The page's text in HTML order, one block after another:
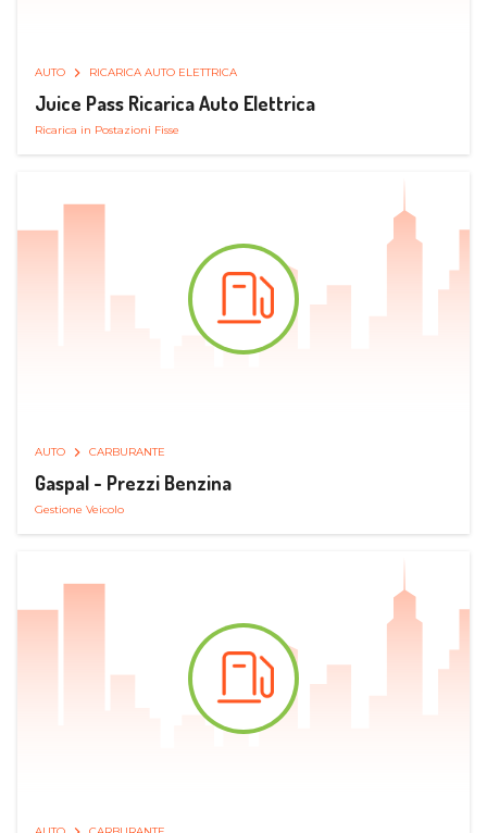
AUTO RICARICA AUTO ELETTRICA
Juice Pass Ricarica Auto Elettrica
Ricarica in Postazioni Fisse
AUTO CARBURANTE
Gaspal - Prezzi Benzina
Gestione Veicolo